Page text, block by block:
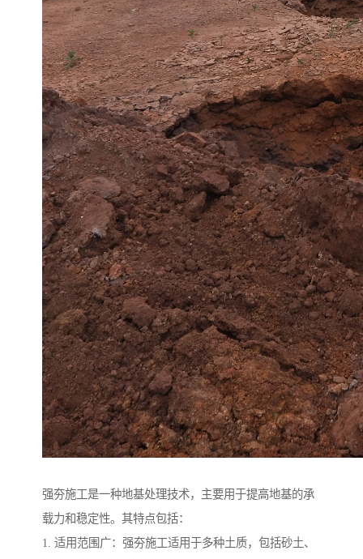
强夯施工是一种地基处理技术，主要用于提高地基的承
载力和稳定性。其特点包括：
1. 适用范围广：强夯施工适用于多种土质，包括砂土、